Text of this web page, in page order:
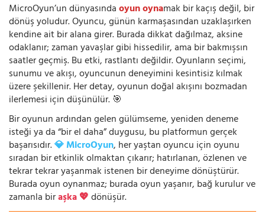
MicroOyun’un dünyasındaoyun oynamak bir kaçış değil, bir
dönüş yoludur. Oyuncu, günün karmaşasından uzaklaşırken
kendine ait bir alana girer. Burada dikkat dağılmaz, aksine
odaklanır; zaman yavaşlar gibi hissedilir, ama bir bakmışsın
saatler geçmiş. Bu etki, rastlantı değildir. Oyunların seçimi,
sunumu ve akışı, oyuncunun deneyimini kesintisiz kılmak
üzere şekillenir. Her detay, oyunun doğal akışını bozmadan
ilerlemesi için düşünülür. 🎯
Bir oyunun ardından gelen gülümseme, yeniden deneme
isteği ya da “bir el daha” duygusu, bu platformun gerçek
başarısıdır.💎 MicroOyun, her yaştan oyuncu için oyunu
sıradan bir etkinlik olmaktan çıkarır; hatırlanan, özlenen ve
tekrar tekrar yaşanmak istenen bir deneyime dönüştürür.
Burada oyun oynanmaz; burada oyun yaşanır, bağ kurulur ve
zamanla biraşka 💖dönüşür.